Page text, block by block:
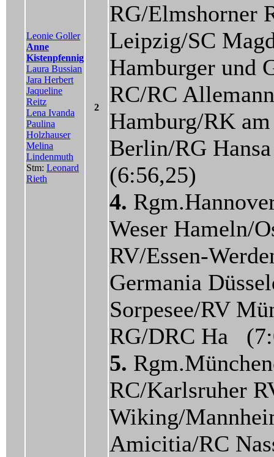
Leonie Goller
Anne
Kistenpfennig
Laura Bussian
Jara Herbert
Jaqueline
Reitz
Lena Ivanda
Paulina
Holzhauser
Melina
Lindenmuth
Stm: Leonard
Rieth
2
RG/Elmshorner
Leipzig/SC
Hamburger und
RC/RC
Hamburg/RK am
Berlin/RG
(6:56,25)
4.
Weser Hameln/
RV/Essen-
Germania
Sorpesee/RV
RG/DRC Ha
5.
RC/Karlsruher
Wiking/
Amicitia/RC